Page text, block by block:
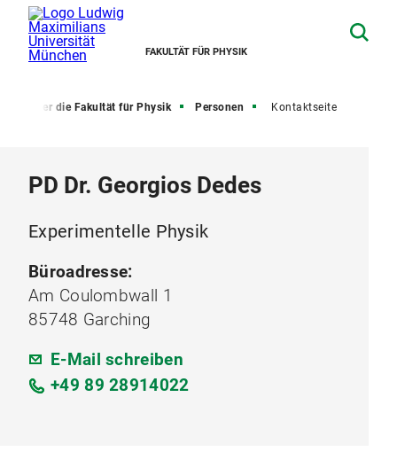
FAKULTÄT FÜR PHYSIK
Über die Fakultät für Physik Personen Kontaktseite
PD Dr. Georgios Dedes
Experimentelle Physik
Büroadresse:
Am Coulombwall 1
85748 Garching
E-Mail schreiben
+49 89 28914022